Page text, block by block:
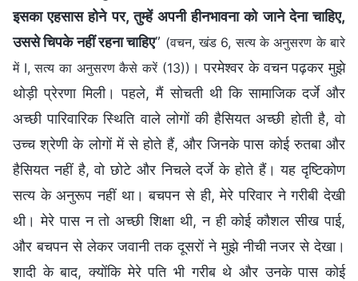
इसका एहसास होने पर, तुम्हें अपनी हीनभावना को जाने देना चाहिए,
उससे चिपके नहीं रहना चाहिए” (वचन, खंड 6, सत्य के अनुसरण के बारे
में I, सत्य का अनुसरण कैसे करें (13)) । परमेश्वर के वचन पढ़कर मुझे
थोड़ी प्रेरणा मिली। पहले, मैं सोचती थी कि सामाजिक दर्जे और
अच्छी पारिवारिक स्थिति वाले लोगों की हैसियत अच्छी होती है, वो
उच्च श्रेणी के लोगों में से होते हैं, और जिनके पास कोई रुतबा और
हैसियत नहीं है, वो छोटे और निचले दर्जे के होते हैं। यह दृष्टिकोण
सत्य के अनुरूप नहीं था। बचपन से ही, मेरे परिवार ने गरीबी देखी
थी। मेरे पास न तो अच्छी शिक्षा थी, न ही कोई कौशल सीख पाई,
और बचपन से लेकर जवानी तक दूसरों ने मुझे नीची नजर से देखा।
शादी के बाद, क्योंकि मेरे पति भी गरीब थे और उनके पास कोई